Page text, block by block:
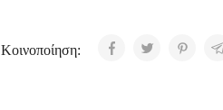
Κοινοποίηση: